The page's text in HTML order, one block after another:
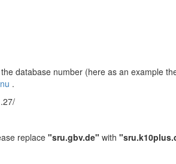
database number (here as an example
.
replace"sru.gbv.de" with